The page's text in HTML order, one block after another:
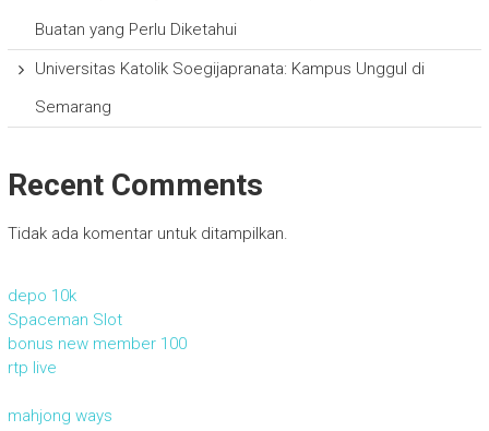
Buatan yang Perlu Diketahui
Universitas Katolik Soegijapranata: Kampus Unggul di
Semarang
Recent Comments
Tidak ada komentar untuk ditampilkan.
depo 10k
Spaceman Slot
bonus new member 100
rtp live
mahjong ways